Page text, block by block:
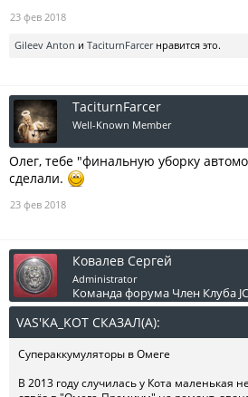
23 фев 2018
Gileev Anton и TaciturnFarcerнравится это.
TaciturnFarcer
Well-Known Member
Олег, тебе "финальную уборку
сделали.
23 фев 2018
Ковалев Сергей
Administrator
Команда форума Член Клуба
VAS'KA_KOT СКАЗАЛ(А):
Супераккумуляторы в Омеге
В 2013 году случилась у Кота маленькая